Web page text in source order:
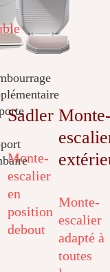
Sadler
Monte-
escalier
en
position
debout
Monte-
escalier
adapté à
toutes